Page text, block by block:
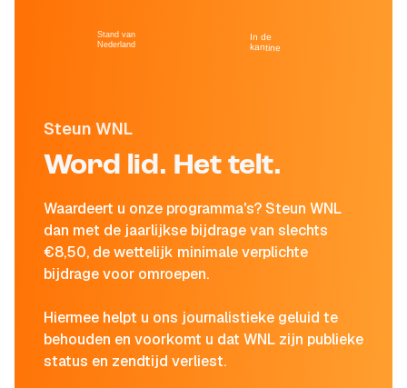
Steun WNL
Word lid. Het telt.
Waardeert u onze programma's? Steun WNL
dan met de jaarlijkse bijdrage van slechts
€8,50, de wettelijk minimale verplichte
bijdrage voor omroepen.
Hiermee helpt u ons journalistieke geluid te
behouden en voorkomt u dat WNL zijn publieke
status en zendtijd verliest.
Stand van
Nederland
In de
kantine